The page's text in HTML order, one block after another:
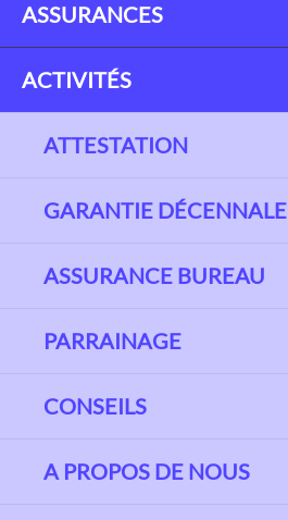
ASSURANCES
ACTIVITÉS
ATTESTATION
GARANTIE DÉCENNALE
ASSURANCE BUREAU
PARRAINAGE
CONSEILS
A PROPOS DE NOUS